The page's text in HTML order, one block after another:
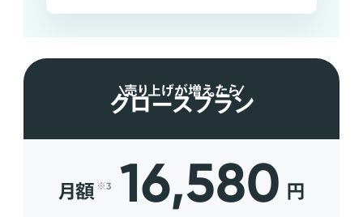
売り上げが増えたら
グロースプラン
月額 ※3 16,580 円